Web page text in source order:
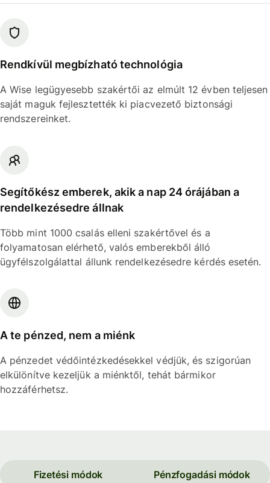
Rendkívül megbízható technológia
A Wise legügyesebb szakértői az elmúlt 12 évben teljesen
saját maguk fejlesztették ki piacvezető biztonsági
rendszereinket.
Segítőkész emberek, akik a nap 24 órájában a
rendelkezésedre állnak
Több mint 1000 csalás elleni szakértővel és a
folyamatosan elérhető, valós emberekből álló
ügyfélszolgálattal állunk rendelkezésedre kérdés esetén.
A te pénzed, nem a miénk
A pénzedet védőintézkedésekkel védjük, és szigorúan
elkülönítve kezeljük a miénktől, tehát bármikor
hozzáférhetsz.
Fizetési módok Pénzfogadási módok